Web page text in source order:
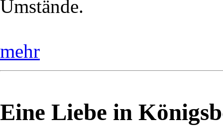
Umstände.
mehr
Eine Liebe in